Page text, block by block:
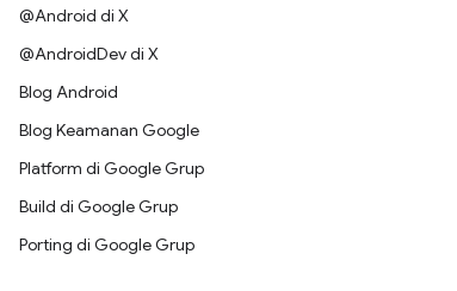
@Android di X
@AndroidDev di X
Blog Android
Blog Keamanan Google
Platform di Google Grup
Build di Google Grup
Porting di Google Grup